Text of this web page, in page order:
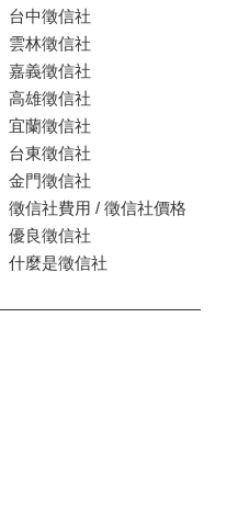
台中徵信社
雲林徵信社
嘉義徵信社
高雄徵信社
宜蘭徵信社
台東徵信社
金門徵信社
徵信社費用 / 徵信社價格
優良徵信社
什麼是徵信社